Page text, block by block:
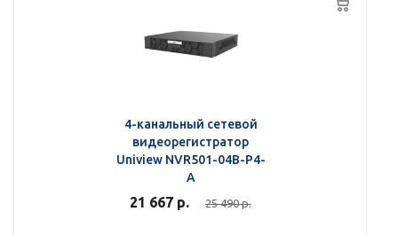
4-канальный сетевой
видеорегистратор
Uniview NVR501-04B-P4-
A
21 667 р. 25 490р.